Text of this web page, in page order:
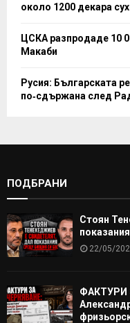
около 1200 декара
ЦСКА разпродаде 10
Макаби
Русия: Българската
по‑сдържана след
ПОДБРАНИ
Стоян
22/05/
ФАКТУРИ